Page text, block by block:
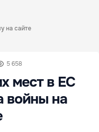
на сайте
5 658
мест в ЕС
войны на